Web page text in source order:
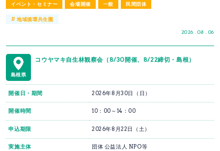
イベント・セミナー 会場開催 一般 民間団体
2026 . 08 . 06
#地域循環共生圏
島根県
コウヤマキ自生林観察会（8/30開催、8/22締切・島根）
開催日・期間 2026年8月30日（日）
開催時間 10：00～14：00
申込期限 2026年8月22日（土）
実施主体 団体 公益法人 NPO等